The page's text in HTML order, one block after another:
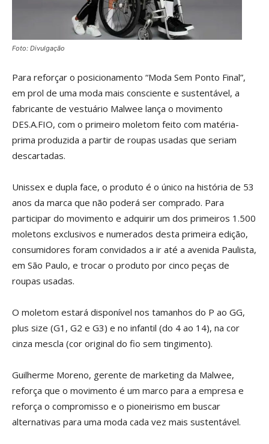
Foto: Divulgação
Para reforçar o posicionamento “Moda Sem Ponto Final”,
em prol de uma moda mais consciente e sustentável, a
fabricante de vestuário Malwee lança o movimento
DES.A.FIO, com o primeiro moletom feito com matéria-
prima produzida a partir de roupas usadas que seriam
descartadas.
Unissex e dupla face, o produto é o único na história de 53
anos da marca que não poderá ser comprado. Para
participar do movimento e adquirir um dos primeiros 1.500
moletons exclusivos e numerados desta primeira edição,
consumidores foram convidados a ir até a avenida Paulista,
em São Paulo, e trocar o produto por cinco peças de
roupas usadas.
O moletom estará disponível nos tamanhos do P ao GG,
plus size (G1, G2 e G3) e no infantil (do 4 ao 14), na cor
cinza mescla (cor original do fio sem tingimento).
Guilherme Moreno, gerente de marketing da Malwee,
reforça que o movimento é um marco para a empresa e
reforça o compromisso e o pioneirismo em buscar
alternativas para uma moda cada vez mais sustentável.